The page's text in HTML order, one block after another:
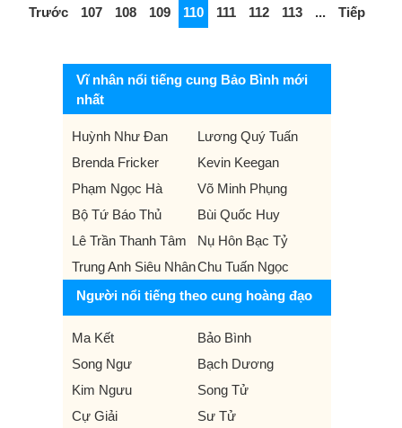
Trước 107 108 109 110 111 112 113 ... Tiếp
Vĩ nhân nổi tiếng cung Bảo Bình mới
nhất
Huỳnh Như Đan
Lương Quý Tuấn
Brenda Fricker
Kevin Keegan
Phạm Ngọc Hà
Võ Minh Phụng
Bộ Tứ Báo Thủ
Bùi Quốc Huy
Lê Trần Thanh Tâm
Nụ Hôn Bạc Tỷ
Trung Anh Siêu NhânChu Tuấn Ngọc
Người nổi tiếng theo cung hoàng đạo
Ma Kết
Bảo Bình
Song Ngư
Bạch Dương
Kim Ngưu
Song Tử
Cự Giải
Sư Tử